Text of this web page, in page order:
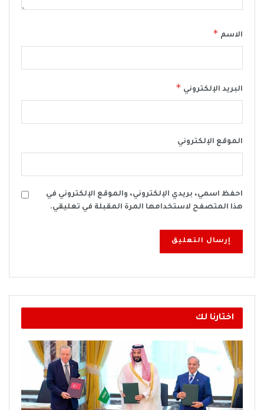
الاسم *
البريد الإلكتروني *
الموقع الإلكتروني
احفظ اسمي، بريدي الإلكتروني، والموقع الإلكتروني في
هذا المتصفح لاستخدامها المرة المقبلة في تعليقي.
اختارنا لك